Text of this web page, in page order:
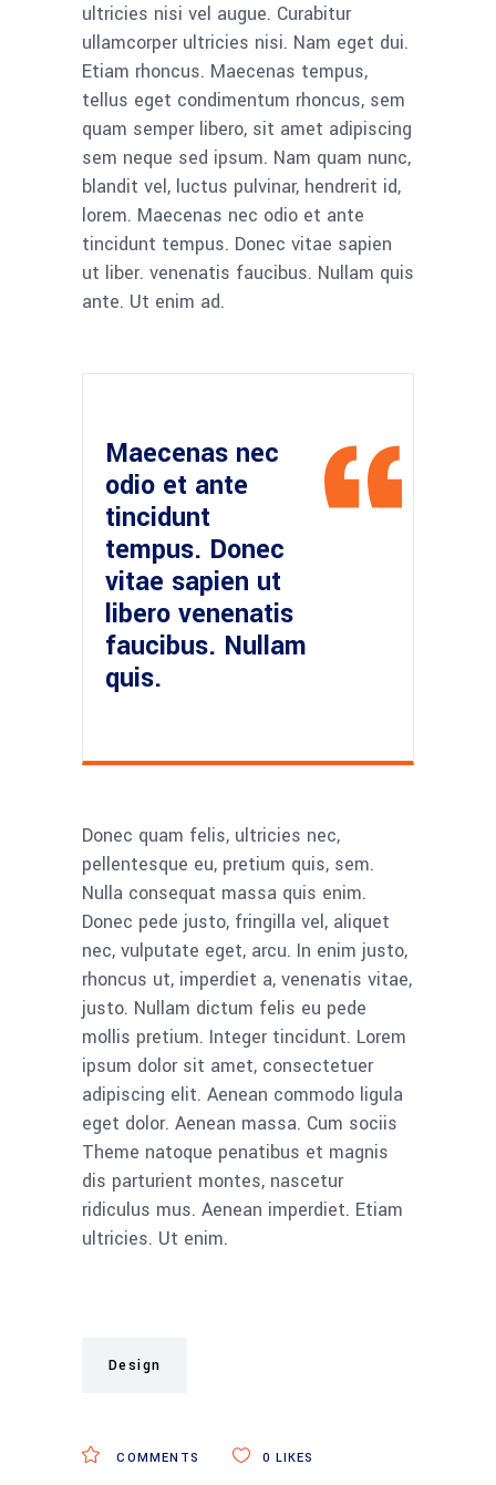
ultricies nisi vel augue. Curabitur
ullamcorper ultricies nisi. Nam eget dui.
Etiam rhoncus. Maecenas tempus,
tellus eget condimentum rhoncus, sem
quam semper libero, sit amet adipiscing
sem neque sed ipsum. Nam quam nunc,
blandit vel, luctus pulvinar, hendrerit id,
lorem. Maecenas nec odio et ante
tincidunt tempus. Donec vitae sapien
ut liber. venenatis faucibus. Nullam quis
ante. Ut enim ad.
Maecenas nec
odio et ante
tincidunt
tempus. Donec
vitae sapien ut
libero venenatis
faucibus. Nullam
quis.
Donec quam felis, ultricies nec,
pellentesque eu, pretium quis, sem.
Nulla consequat massa quis enim.
Donec pede justo, fringilla vel, aliquet
nec, vulputate eget, arcu. In enim justo,
rhoncus ut, imperdiet a, venenatis vitae,
justo. Nullam dictum felis eu pede
mollis pretium. Integer tincidunt. Lorem
ipsum dolor sit amet, consectetuer
adipiscing elit. Aenean commodo ligula
eget dolor. Aenean massa. Cum sociis
Theme natoque penatibus et magnis
dis parturient montes, nascetur
ridiculus mus. Aenean imperdiet. Etiam
ultricies. Ut enim.
Design
COMMENTS 0 LIKES